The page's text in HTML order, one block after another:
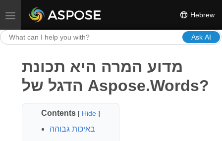
Toggle navigation Hebrew
Ask AI
מדוע המרה היא תכונת
הדגל של Aspose.Words?
Contents [ Hide]
באיכות גבוהה